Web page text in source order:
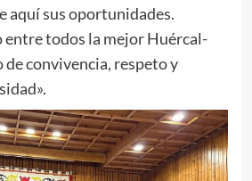
aquí sus oportunidades.
entre todos la mejor Huércal-
de convivencia, respeto y